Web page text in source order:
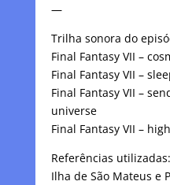
—
Trilha sonora do
Final Fantasy VII –
Final Fantasy VII –
Final Fantasy VII –
universe
Final Fantasy VII –
Referências utilizadas:
Ilha de São Mateus e